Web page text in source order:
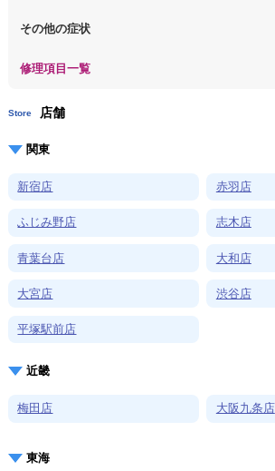
【macbook】特定のプログラムを削除したい
その他の症状
修理項目一覧
Store 店舗
関東
新宿店 赤羽店
ふじみ野店 志木店
青葉台店 大和店
大宮店 渋谷店
平塚駅前店
近畿
梅田店 大阪九条店
東海